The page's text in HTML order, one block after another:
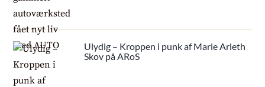
Ulydig – Kroppen i punk af Marie Arleth
Skov på ARoS